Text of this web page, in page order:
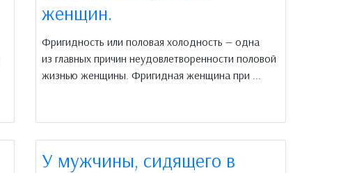
женщин.
Фригидность или половая холодность — одна
из главных причин неудовлетворенности половой
жизнью женщины. Фригидная женщина при ...
У мужчины, сидящего в